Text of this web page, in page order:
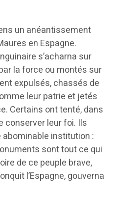
un anéantissement
en Espagne.
s’acharna sur
la force ou montés sur
expulsés, chassés de
leur patrie et jetés
Certains ont tenté, dans
conserver leur foi. Ils
institution :
sont tout ce qui
de ce peuple brave,
l’Espagne, gouverna